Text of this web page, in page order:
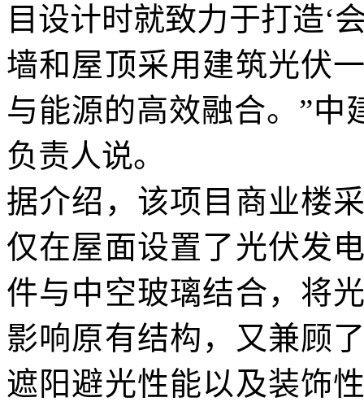
目设计时就致力于打造‘
墙和屋顶采用建筑光伏
与能源的高效融合。”中
负责人说。
据介绍，该项目商业楼
仅在屋面设置了光伏发
件与中空玻璃结合，将
影响原有结构，又兼顾
遮阳避光性能以及装饰